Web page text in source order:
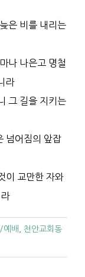
은 비를 내리는
나 나은고 명철
라
그 길을 지키는
넘어짐의 앞잡
이 교만한 자와
예배
천안교회동